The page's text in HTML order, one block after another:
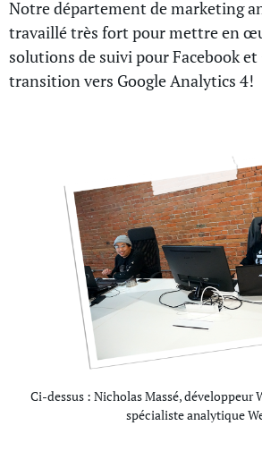
Notre département de marketing
travaillé très fort pour mettre en
solutions de suivi pour Facebook
transition vers Google Analytics 4!
Ci-dessus : Nicholas Massé, développeur
spécialiste analytique